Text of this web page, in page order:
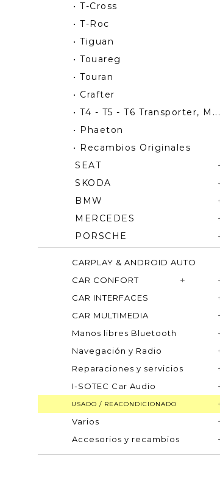
• T-Cross
• T-Roc
• Tiguan
• Touareg
• Touran
• Crafter
• T4 - T5 - T6 Transporter, M...
• Phaeton
• Recambios Originales
SEAT
SKODA
BMW
MERCEDES
PORSCHE
CARPLAY & ANDROID AUTO
CAR CONFORT
CAR INTERFACES
CAR MULTIMEDIA
Manos libres Bluetooth
Navegación y Radio
Reparaciones y servicios
I-SOTEC Car Audio
USADO / REACONDICIONADO
Varios
Accesorios y recambios